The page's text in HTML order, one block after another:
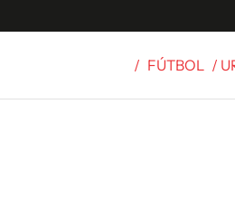
/ FÚTBOL /